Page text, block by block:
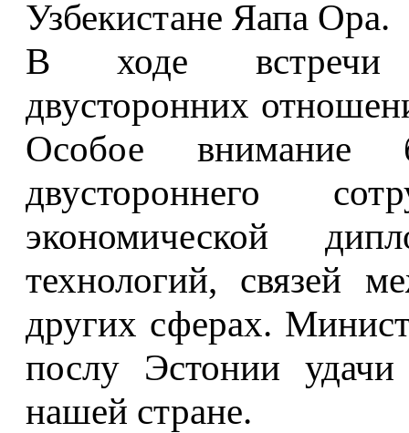
Узбекистане Яапа Ора.
В ходе встречи
двусторонних
Особое внимание
двустороннего
экономической
технологий, связей
других сферах.
послу Эстонии
нашей стране.